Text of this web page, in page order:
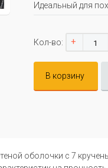
Идеальный для
Кол-во: +
В корзину
оболочки с 7